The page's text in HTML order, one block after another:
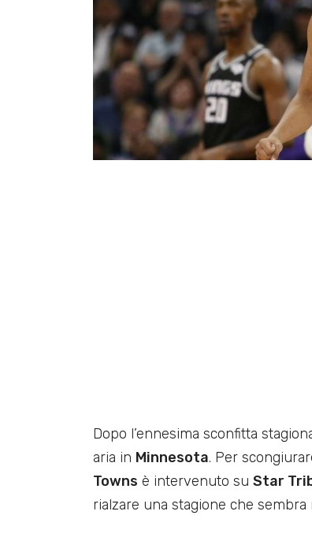
Dopo l’ennesima sconfitta
aria in Minnesota. Per
Towns è intervenuto su Star
rialzare una stagione che